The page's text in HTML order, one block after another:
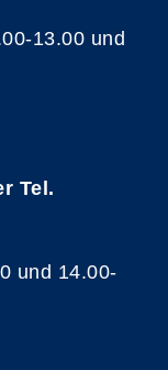
13.00 und
Tel.
und 14.00-